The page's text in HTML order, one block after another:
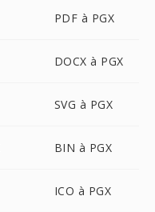
PDF à PGX
DOCX à PGX
SVG à PGX
BIN à PGX
ICO à PGX